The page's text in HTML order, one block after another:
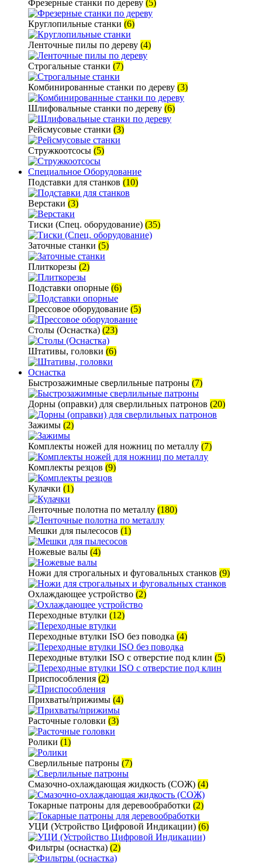
Фрезерные станки по дереву (5)
Круглопильные станки (6)
Ленточные пилы по дереву (4)
Строгальные станки (7)
Комбинированные станки по дереву (3)
Шлифовальные станки по дереву (6)
Рейсмусовые станки (3)
Стружкоотсосы (5)
Специальное Оборудование
Подставки для станков (10)
Верстаки (3)
Тиски (Спец. оборудование) (35)
Заточные станки (5)
Плиткорезы (2)
Подставки опорные (6)
Прессовое оборудование (5)
Столы (Оснастка) (23)
Штативы, головки (6)
Оснастка
Быстрозажимные сверлильные патроны (7)
Дорны (оправки) для сверлильных патронов (20)
Зажимы (2)
Комплекты ножей для ножниц по металлу (7)
Комплекты резцов (9)
Кулачки (1)
Ленточные полотна по металлу (180)
Мешки для пылесосов (1)
Ножевые валы (4)
Ножи для строгальных и фуговальных станков (9)
Охлаждающее устройство (2)
Переходные втулки (12)
Переходные втулки ISO без поводка (4)
Переходные втулки ISO с отверстие под клин (5)
Приспособления (2)
Прихваты/прижимы (4)
Расточные головки (3)
Ролики (1)
Сверлильные патроны (7)
Смазочно-охлаждающая жидкость (СОЖ) (4)
Токарные патроны для деревообработки (2)
УЦИ (Устройство Цифровой Индикации) (6)
Фильтры (оснастка) (2)